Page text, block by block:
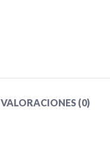
VALORACIONES (0)